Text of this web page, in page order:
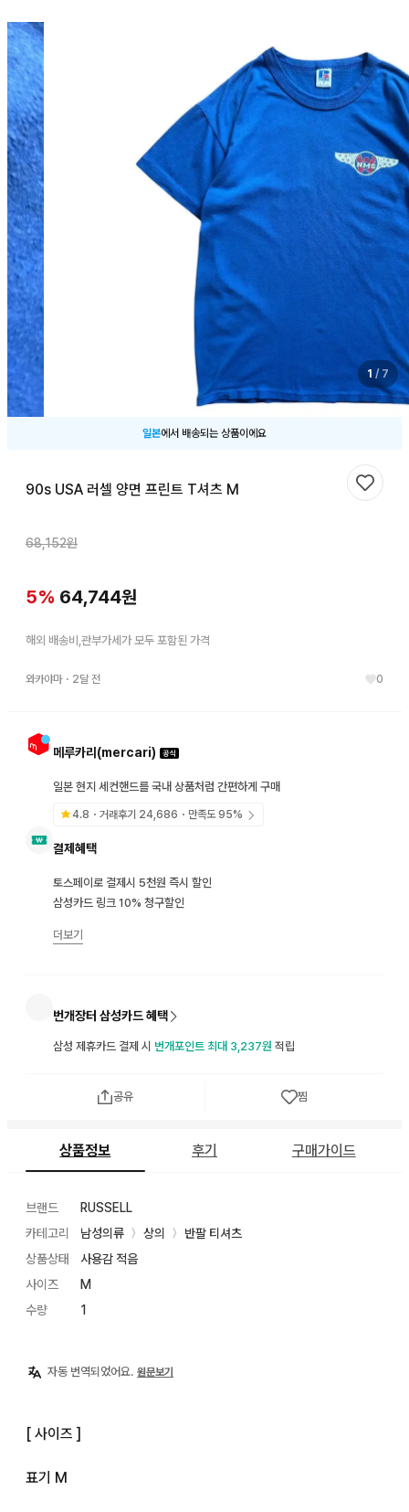
1 / 7
일본에서 배송되는 상품이에요
90s USA 러셀 양면 프린트 T셔츠 M
68,152원
5% 64,744원
해외 배송비,관부가세가 모두 포함된 가격
와카야마・ 2달 전 0
메루카리(mercari)
일본 현지 세컨핸드를 국내 상품처럼 간편하게 구매
4.8 ・거래후기 24,686 ・만족도95%
결제혜택
토스페이로 결제시 5천원 즉시 할인
삼성카드 링크 10% 청구할인
더보기
번개장터 삼성카드 혜택
삼성 제휴카드 결제 시 번개포인트 최대 3,237원 적립
찜하기
공유 찜
상품정보 후기 구매가이드
브랜드
RUSSELL
카테고리
남성의류 〉 상의 〉
반팔 티셔츠
상품상태
사용감 적음
사이즈
M
수량
1
자동 번역되었어요. 원문보기
[ 사이즈 ]
표기 M